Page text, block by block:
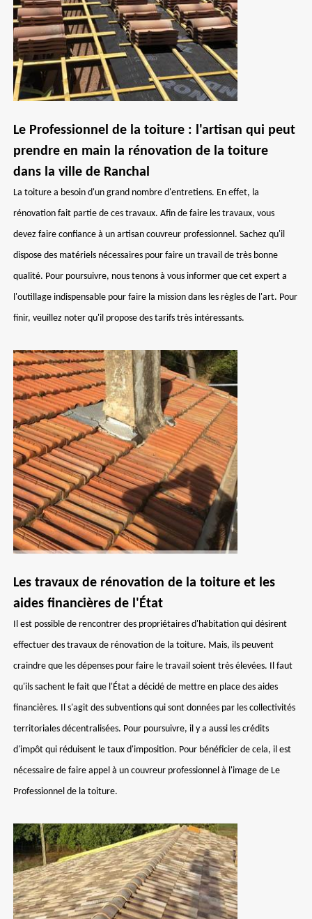
Le Professionnel de la toiture : l'artisan qui peut
prendre en main la rénovation de la toiture
dans la ville de Ranchal
La toiture a besoin d'un grand nombre d'entretiens. En effet, la
rénovation fait partie de ces travaux. Afin de faire les travaux, vous
devez faire confiance à un artisan couvreur professionnel. Sachez qu'il
dispose des matériels nécessaires pour faire un travail de très bonne
qualité. Pour poursuivre, nous tenons à vous informer que cet expert a
l'outillage indispensable pour faire la mission dans les règles de l'art. Pour
finir, veuillez noter qu'il propose des tarifs très intéressants.
Les travaux de rénovation de la toiture et les
aides financières de l'État
Il est possible de rencontrer des propriétaires d'habitation qui désirent
effectuer des travaux de rénovation de la toiture. Mais, ils peuvent
craindre que les dépenses pour faire le travail soient très élevées. Il faut
qu'ils sachent le fait que l'État a décidé de mettre en place des aides
financières. Il s'agit des subventions qui sont données par les collectivités
territoriales décentralisées. Pour poursuivre, il y a aussi les crédits
d'impôt qui réduisent le taux d'imposition. Pour bénéficier de cela, il est
nécessaire de faire appel à un couvreur professionnel à l'image de Le
Professionnel de la toiture.